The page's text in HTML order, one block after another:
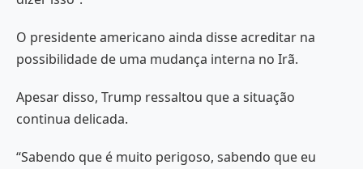
O presidente americano ainda disse acreditar na
possibilidade de uma mudança interna no Irã.
Apesar disso, Trump ressaltou que a situação
continua delicada.
“Sabendo que é muito perigoso, sabendo que eu